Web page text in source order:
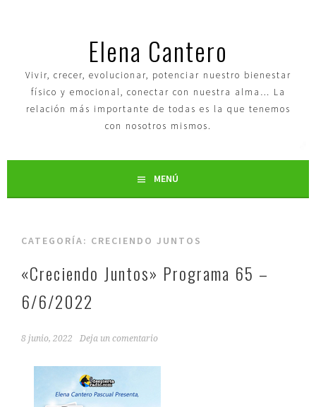
Elena Cantero
Vivir, crecer, evolucionar, potenciar nuestro bienestar
físico y emocional, conectar con nuestra alma… La
relación más importante de todas es la que tenemos
con nosotros mismos.
MENÚ
CATEGORÍA: CRECIENDO JUNTOS
«Creciendo Juntos» Programa 65 –
6/6/2022
8 junio, 2022 Deja un comentario